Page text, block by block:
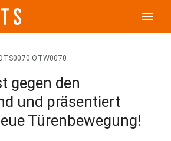
menu
OTW0070
gegen den
und präsentiert
Türenbewegung!